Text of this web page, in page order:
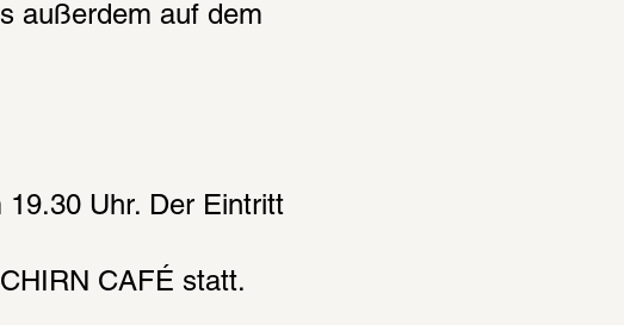
außerdem auf dem
Uhr. Der Eintritt
CAFÉ statt.